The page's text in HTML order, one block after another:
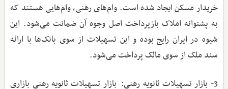
خریدار مسکن ایجاد شده است. وام‌های رهنی، وام‌هایی هستند که
به پشتوانه املاک بازپرداخت اصل وجوه آن ضمانت می‌شود. این
شیوه در ایران رایج بوده و این تسهیلات از سوی بانک‌ها با ارائه
سند ملک از سوی مالک پرداخت می‌شود.
3- بازار تسهیلات ثانویه رهنی: بازار تسهیلات ثانویه رهنی بازاری